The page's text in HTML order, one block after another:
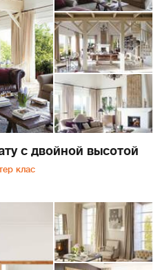
с двойной высотой
клас